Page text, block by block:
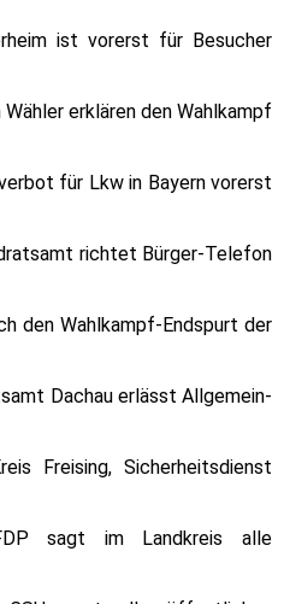
ist vorerst für Besucher
erklären den Wahlkampf
für Lkw in Bayern vorerst
richtet Bürger-Telefon
den Wahlkampf-Endspurt der
Dachau erlässt Allgemein-
Freising, Sicherheitsdienst
sagt im Landkreis alle